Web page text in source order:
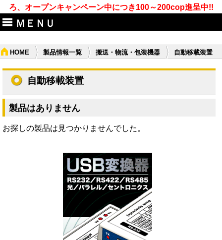
ろ、オープンキャンペーン中につき100～200cop進呈中!!
ＭＥＮＵ
HOME 製品情報一覧 搬送・物流・包装機器 自動移載装置
自動移載装置
製品はありません
お探しの製品は見つかりませんでした。